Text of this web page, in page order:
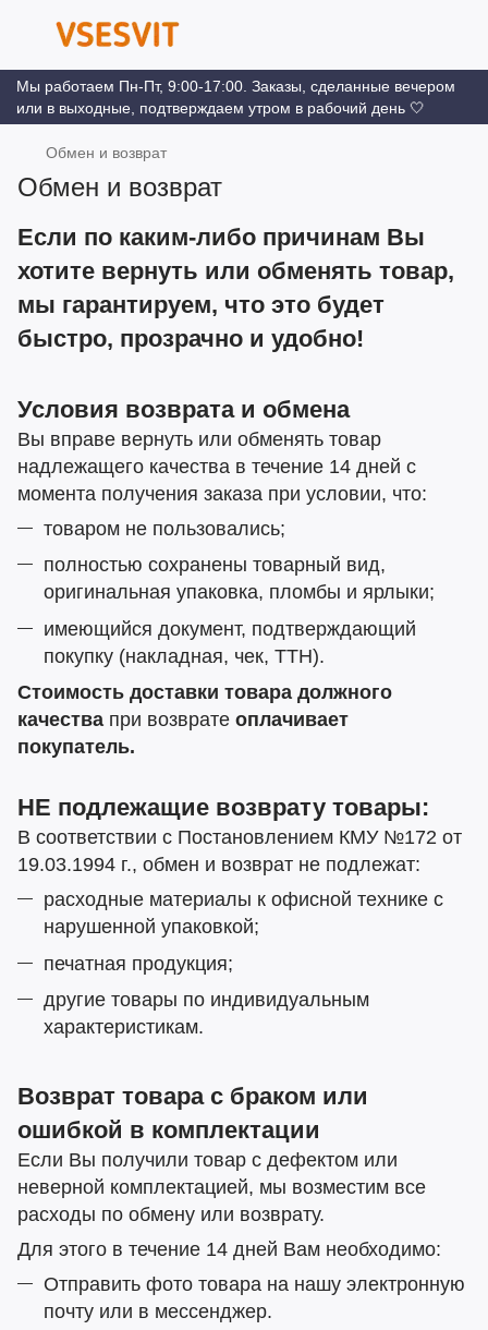
Мы работаем Пн-Пт, 9:00-17:00. Заказы, сделанные вечером
или в выходные, подтверждаем утром в рабочий день 🤍
Обмен и возврат
Обмен и возврат
Если по каким-либо причинам Вы
хотите вернуть или обменять товар,
мы гарантируем, что это будет
быстро, прозрачно и удобно!
Условия возврата и обмена
Вы вправе вернуть или обменять товар
надлежащего качества в течение 14 дней с
момента получения заказа при условии, что:
товаром не пользовались;
полностью сохранены товарный вид,
оригинальная упаковка, пломбы и ярлыки;
имеющийся документ, подтверждающий
покупку (накладная, чек, ТТН).
Стоимость доставки товара должного
качества при возврате оплачивает
покупатель.
НЕ подлежащие возврату товары:
В соответствии с Постановлением КМУ №172 от
19.03.1994 г., обмен и возврат не подлежат:
расходные материалы к офисной технике с
нарушенной упаковкой;
печатная продукция;
другие товары по индивидуальным
характеристикам.
Возврат товара с браком или
ошибкой в ​​комплектации
Если Вы получили товар с дефектом или
неверной комплектацией, мы возместим все
расходы по обмену или возврату.
Для этого в течение 14 дней Вам необходимо:
Отправить фото товара на нашу электронную
почту или в мессенджер.